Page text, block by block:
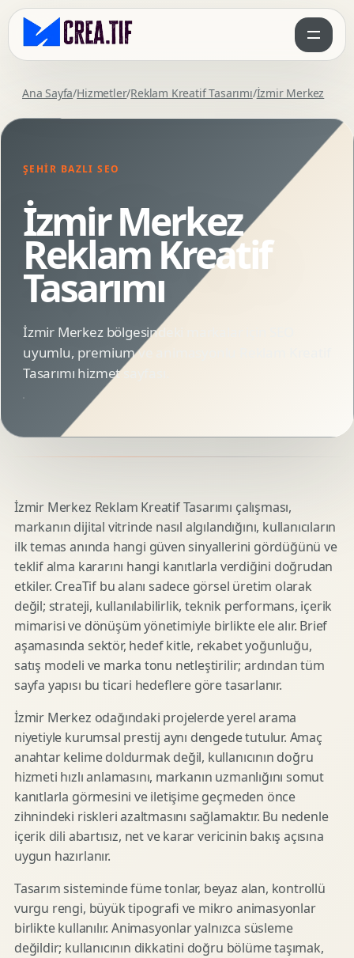
Ana Sayfa/Hizmetler/Reklam Kreatif Tasarımı/İzmir Merkez
ŞEHIR BAZLI SEO
İzmir Merkez
Reklam Kreatif
Tasarımı
İzmir Merkez bölgesindeki markalar için SEO
uyumlu, premium ve animasyonlu Reklam Kreatif
Tasarımı hizmet sayfası.
İzmir Merkez Reklam Kreatif Tasarımı çalışması,
markanın dijital vitrinde nasıl algılandığını, kullanıcıların
ilk temas anında hangi güven sinyallerini gördüğünü ve
teklif alma kararını hangi kanıtlarla verdiğini doğrudan
etkiler. CreaTif bu alanı sadece görsel üretim olarak
değil; strateji, kullanılabilirlik, teknik performans, içerik
mimarisi ve dönüşüm yönetimiyle birlikte ele alır. Brief
aşamasında sektör, hedef kitle, rekabet yoğunluğu,
satış modeli ve marka tonu netleştirilir; ardından tüm
sayfa yapısı bu ticari hedeflere göre tasarlanır.
İzmir Merkez odağındaki projelerde yerel arama
niyetiyle kurumsal prestij aynı dengede tutulur. Amaç
anahtar kelime doldurmak değil, kullanıcının doğru
hizmeti hızlı anlamasını, markanın uzmanlığını somut
kanıtlarla görmesini ve iletişime geçmeden önce
zihnindeki riskleri azaltmasını sağlamaktır. Bu nedenle
içerik dili abartısız, net ve karar vericinin bakış açısına
uygun hazırlanır.
Tasarım sisteminde füme tonlar, beyaz alan, kontrollü
vurgu rengi, büyük tipografi ve mikro animasyonlar
birlikte kullanılır. Animasyonlar yalnızca süsleme
değildir; kullanıcının dikkatini doğru bölüme taşımak,